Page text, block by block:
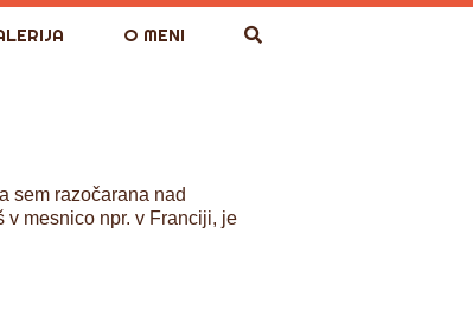
O MENI
sem razočarana nad
v mesnico npr. v Franciji, je